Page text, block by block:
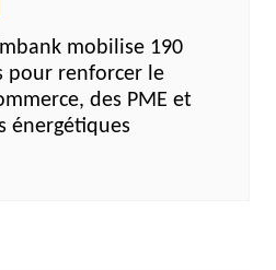
mobilise 190
pour renforcer le
des PME et
énergétiques